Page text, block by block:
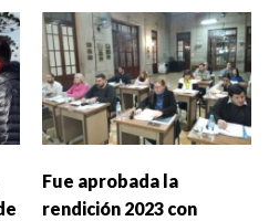
Fue aprobada la
rendición 2023 con